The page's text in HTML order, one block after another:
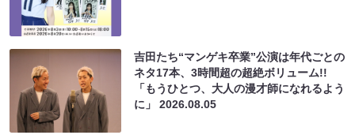
吉田たち“マンゲキ卒業”公演は年代ごとの
ネタ17本、3時間超の超絶ボリューム!!
「もうひとつ、大人の漫才師になれるよう
に」2026.08.05